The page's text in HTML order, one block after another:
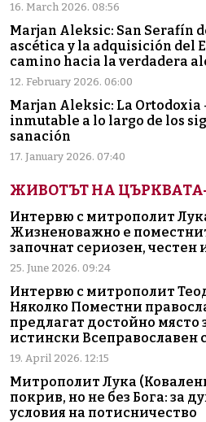
16. March 2026. 08:56
Marjan Aleksic: San Serafín
ascética y la adquisición del
camino hacia la verdadera
12. February 2026. 06:00
Marjan Aleksic: La Ortodoxia
inmutable a lo largo de los
sanación
17. January 2026. 07:40
ЖИВОТЪТ НА ЦЪРКВАТА
Интервю с митрополит
Жизненоважно е
започнат сериозен, честен
25. June 2026. 09:24
Интервю с митрополит
Няколко Поместни
предлагат достойно място
истински Всеправославен
19. April 2026. 12:15
Митрополит Лука
покрив, но не без Бога: за
условия на потисничество